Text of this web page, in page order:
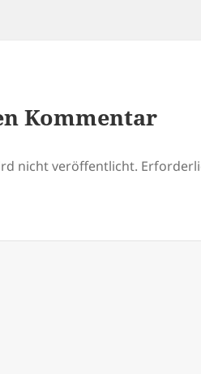
Kommentar
nicht veröffentlicht.